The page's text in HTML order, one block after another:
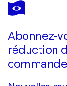
HANS BATSCHAUER
Das verlorene
Abonnez-
réduction
commande